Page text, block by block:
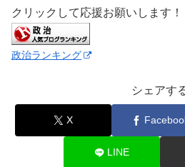
クリックして応援お願いします！
政治ランキング
シェアす
X
LINE